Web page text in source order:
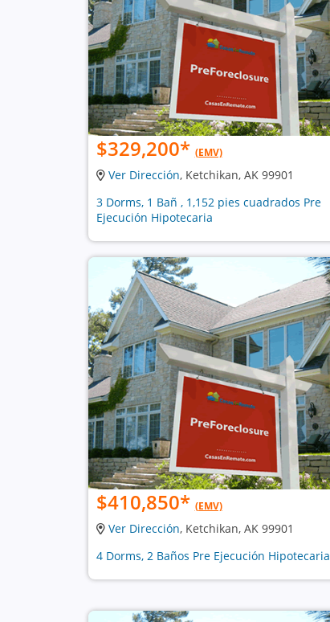
$329,200* (EMV)
Ver Dirección, Ketchikan, AK 99901
3 Dorms, 1 Bañ , 1,152 pies cuadrados Pre
Ejecución Hipotecaria
$410,850* (EMV)
Ver Dirección, Ketchikan, AK 99901
4 Dorms, 2 Baños Pre Ejecución Hipotecaria